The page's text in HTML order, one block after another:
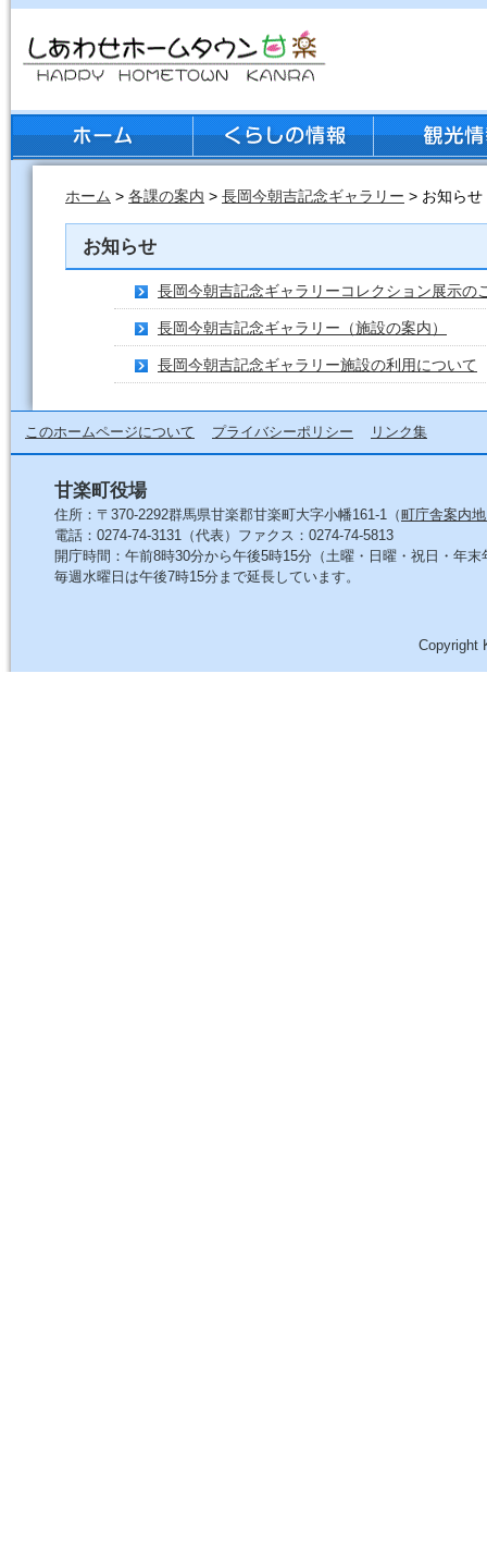
ホーム > 各課の案内 > 長岡今朝吉記念ギャラリー > お知らせ
お知らせ
長岡今朝吉記念ギャラリーコレクション展示の
長岡今朝吉記念ギャラリー（施設の案内）
長岡今朝吉記念ギャラリー施設の利用について
このホームページについて プライバシーポリシー リンク集
甘楽町役場
住所：〒370-2292群馬県甘楽郡甘楽町大字小幡161-1（町庁舎案内
電話：0274-74-3131（代表）ファクス：0274-74-5813
開庁時間：午前8時30分から午後5時15分（土曜・日曜・祝日・年末
毎週水曜日は午後7時15分まで延長しています。
Copyright